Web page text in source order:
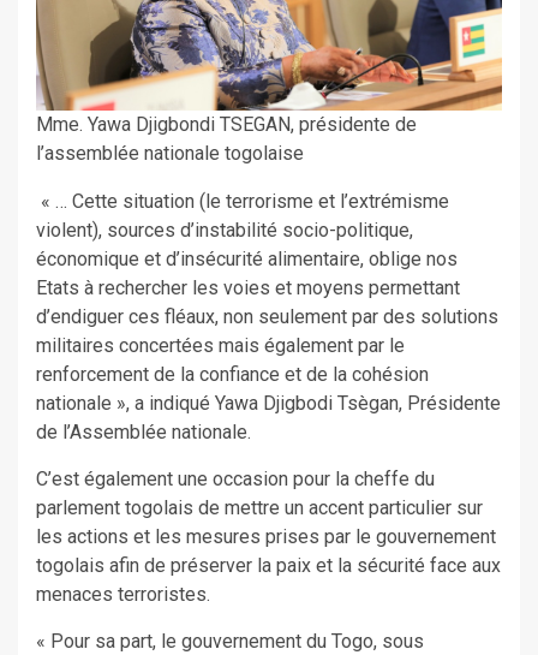
Mme. Yawa Djigbondi TSEGAN, présidente de
l’assemblée nationale togolaise
« … Cette situation (le terrorisme et l’extrémisme
violent), sources d’instabilité socio-politique,
économique et d’insécurité alimentaire, oblige nos
Etats à rechercher les voies et moyens permettant
d’endiguer ces fléaux, non seulement par des solutions
militaires concertées mais également par le
renforcement de la confiance et de la cohésion
nationale », a indiqué Yawa Djigbodi Tsègan, Présidente
de l’Assemblée nationale.
C’est également une occasion pour la cheffe du
parlement togolais de mettre un accent particulier sur
les actions et les mesures prises par le gouvernement
togolais afin de préserver la paix et la sécurité face aux
menaces terroristes.
« Pour sa part, le gouvernement du Togo, sous